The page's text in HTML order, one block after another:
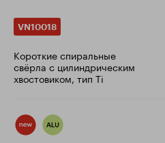
VN10018
Короткие спиральные
свёрла с цилиндрическим
хвостовиком, тип Ti